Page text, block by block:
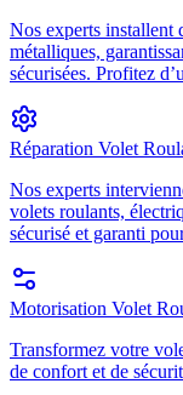
Nos experts installent
métalliques,
sécurisées. Profitez
Réparation Volet
Nos experts
volets roulants,
sécurisé et garanti
Motorisation Volet
Transformez votre
de confort et de